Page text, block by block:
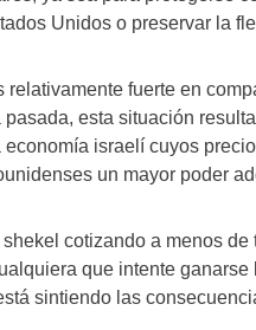
Unidos o preservar la
relativamente fuerte en
pasada, esta situación
economía israelí cuyos
un mayor poder
cotizando a menos
que intente
sintiendo las